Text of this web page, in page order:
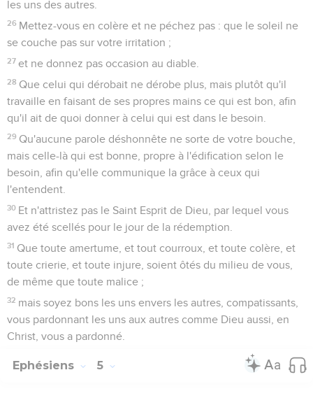
les uns des autres.
26 Mettez-vous en colère et ne péchez pas : que le soleil ne
se couche pas sur votre irritation ;
27 et ne donnez pas occasion au diable.
28 Que celui qui dérobait ne dérobe plus, mais plutôt qu'il
travaille en faisant de ses propres mains ce qui est bon, afin
qu'il ait de quoi donner à celui qui est dans le besoin.
29 Qu'aucune parole déshonnête ne sorte de votre bouche,
mais celle-là qui est bonne, propre à l'édification selon le
besoin, afin qu'elle communique la grâce à ceux qui
l'entendent.
30 Et n'attristez pas le Saint Esprit de Dieu, par lequel vous
avez été scellés pour le jour de la rédemption.
31 Que toute amertume, et tout courroux, et toute colère, et
toute crierie, et toute injure, soient ôtés du milieu de vous,
de même que toute malice ;
32 mais soyez bons les uns envers les autres, compatissants,
vous pardonnant les uns aux autres comme Dieu aussi, en
Christ, vous a pardonné.
Ephésiens 5